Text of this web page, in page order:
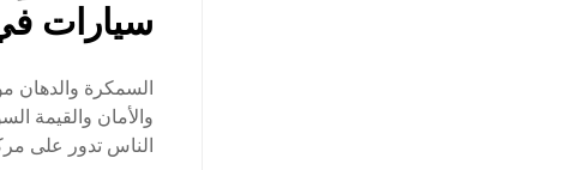
سيارات
السمكرة والدهان
والأمان والقيمة
الناس تدور على